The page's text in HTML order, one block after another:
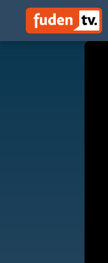
contenido